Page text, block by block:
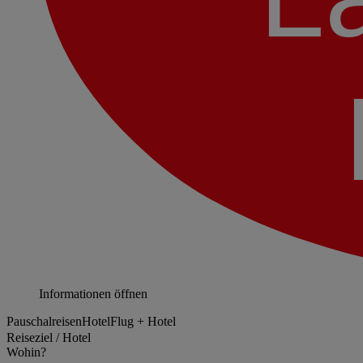
Informationen öffnen
PauschalreisenHotelFlug + Hotel
Reiseziel / Hotel
Wohin?